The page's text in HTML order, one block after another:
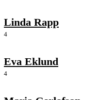
Linda Rapp
4
Eva Eklund
4